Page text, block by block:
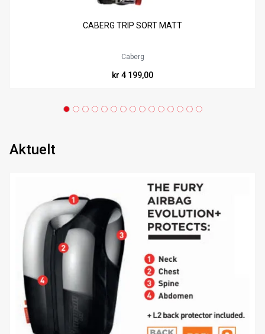
CABERG TRIP SORT MATT
Caberg
kr 4 199,00
Aktuelt